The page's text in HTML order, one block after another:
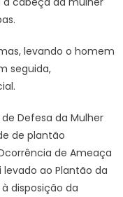
levando o homem
seguida,
Defesa da Mulher
de plantão
de Ameaça
ao Plantão da
disposição da